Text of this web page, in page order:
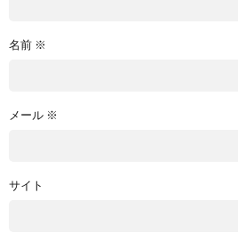
名前 ※
メール ※
サイト